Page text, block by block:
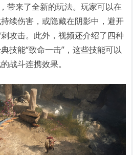
带来了全新的玩法。玩家可以在
续伤害，或隐藏在阴影中，避开
攻击。此外，视频还介绍了四种
技能“致命一击”，这些技能可以
战斗连携效果。